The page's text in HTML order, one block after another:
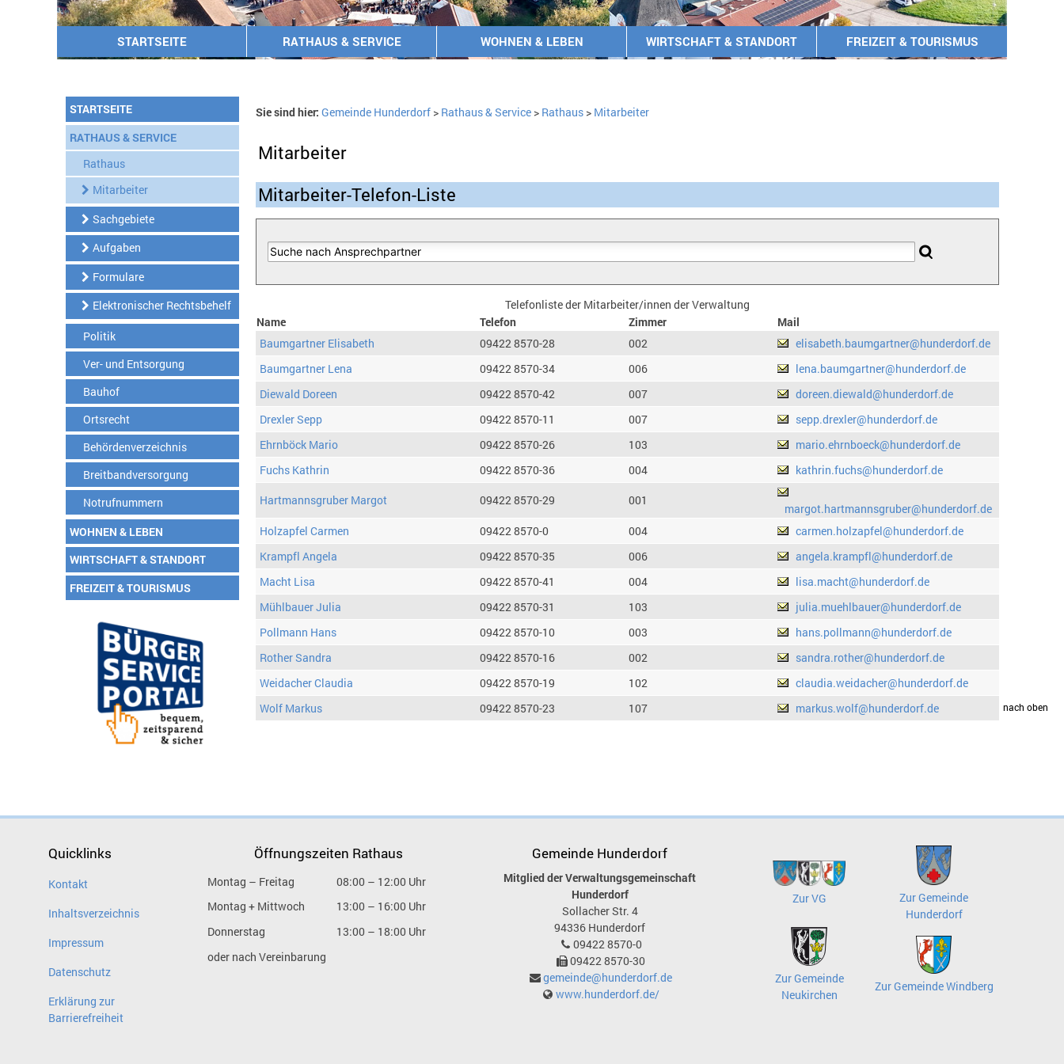
STARTSEITE RATHAUS & SERVICE WOHNEN & LEBEN WIRTSCHAFT & STANDORT FREIZEIT & TOURISMUS
STARTSEITE
RATHAUS & SERVICE
Rathaus
Mitarbeiter
Sachgebiete
Aufgaben
Formulare
Elektronischer Rechtsbehelf
Politik
Ver- und Entsorgung
Bauhof
Ortsrecht
Behördenverzeichnis
Breitbandversorgung
Notrufnummern
WOHNEN & LEBEN
WIRTSCHAFT & STANDORT
FREIZEIT & TOURISMUS
Sie sind hier: Gemeinde Hunderdorf> Rathaus & Service> Rathaus> Mitarbeiter
Mitarbeiter
Mitarbeiter-Telefon-Liste
Telefonliste der Mitarbeiter/innen der Verwaltung
Name
Telefon Zimmer
Mail
Baumgartner Elisabeth
09422 8570-28 002
elisabeth.baumgartner@hunderdorf.de
Baumgartner Lena
09422 8570-34 006
lena.baumgartner@hunderdorf.de
Diewald Doreen
09422 8570-42 007
doreen.diewald@hunderdorf.de
Drexler Sepp
09422 8570-11 007
sepp.drexler@hunderdorf.de
Ehrnböck Mario
09422 8570-26 103
mario.ehrnboeck@hunderdorf.de
Fuchs Kathrin
09422 8570-36 004
kathrin.fuchs@hunderdorf.de
Hartmannsgruber Margot
09422 8570-29 001
margot.hartmannsgruber@hunderdorf.de
Holzapfel Carmen
09422 8570-0 004
carmen.holzapfel@hunderdorf.de
Krampfl Angela
09422 8570-35 006
angela.krampfl@hunderdorf.de
Macht Lisa
09422 8570-41 004
lisa.macht@hunderdorf.de
Mühlbauer Julia
09422 8570-31 103
julia.muehlbauer@hunderdorf.de
Pollmann Hans
09422 8570-10 003
hans.pollmann@hunderdorf.de
Rother Sandra
09422 8570-16 002
sandra.rother@hunderdorf.de
Weidacher Claudia
09422 8570-19 102
claudia.weidacher@hunderdorf.de
Wolf Markus
09422 8570-23 107 markus.wolf@hunderdorf.dedrucken nach oben
Quicklinks
Kontakt
Inhaltsverzeichnis
Impressum
Datenschutz
Erklärung zur
Barrierefreiheit
Öffnungszeiten Rathaus
Montag – Freitag
08:00 – 12:00 Uhr
Montag + Mittwoch
13:00 – 16:00 Uhr
Donnerstag
13:00 – 18:00 Uhr
oder nach Vereinbarung
Gemeinde Hunderdorf
Mitglied der Verwaltungsgemeinschaft
Hunderdorf
Sollacher Str. 4
94336 Hunderdorf
09422 8570-0
09422 8570-30
gemeinde@hunderdorf.de
www.hunderdorf.de/
Zur VG
Zur Gemeinde
Hunderdorf
Zur Gemeinde
Neukirchen
Zur Gemeinde Windberg